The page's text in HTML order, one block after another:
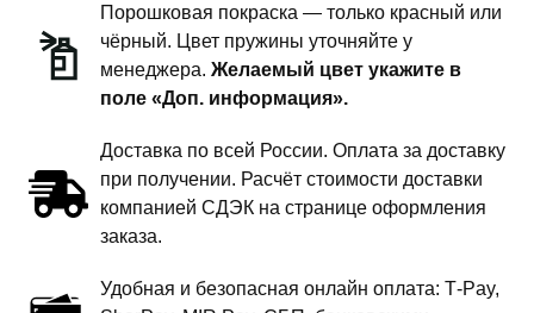
Порошковая покраска — только красный или
чёрный. Цвет пружины уточняйте у
менеджера. Желаемый цвет укажите в
поле «Доп. информация».
Доставка по всей России. Оплата за доставку
при получении. Расчёт стоимости доставки
компанией СДЭК на странице оформления
заказа.
Удобная и безопасная онлайн оплата: T‑Pay,